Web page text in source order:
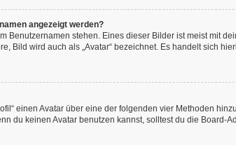
angezeigt werden?
Benutzernamen stehen. Eines dieser Bilder ist meist mit
Bild wird auch als „Avatar“ bezeichnet. Es handelt sich
einen Avatar über eine der folgenden vier Methoden
du keinen Avatar benutzen kannst, solltest du die Board-